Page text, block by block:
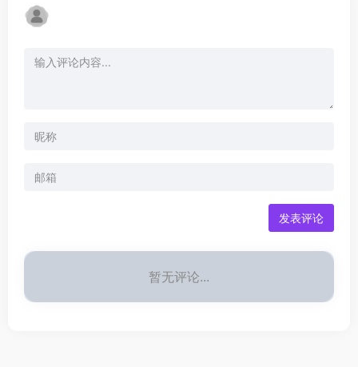
发表评论
暂无评论...